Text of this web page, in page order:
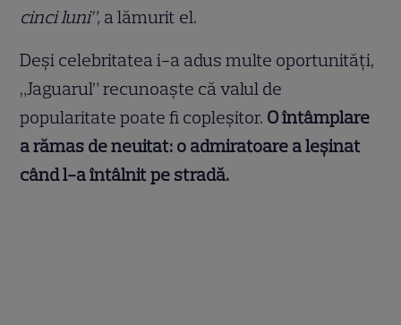
cinci luni”, a lămurit el.
Deși celebritatea i-a adus multe oportunități,
„Jaguarul” recunoaște că valul de
popularitate poate fi copleșitor. O întâmplare
a rămas de neuitat: o admiratoare a leșinat
când l-a întâlnit pe stradă.